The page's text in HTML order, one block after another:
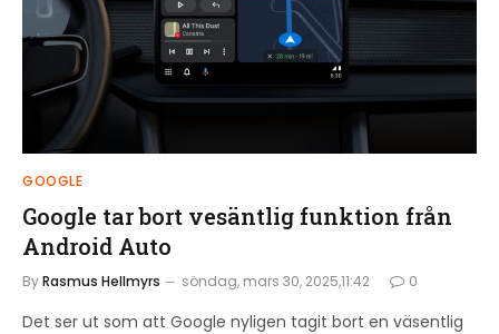
GOOGLE
Google tar bort vesäntlig funktion från
Android Auto
ByRasmus Hellmyrs söndag, mars 30, 2025,11:42 0
Det ser ut som att Google nyligen tagit bort en väsentlig